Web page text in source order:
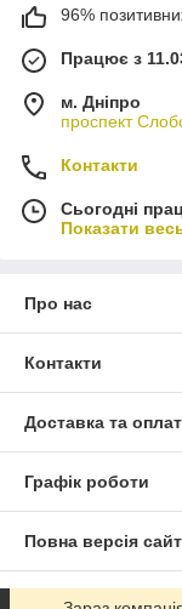
96%
Працює з
м. Дніпро
проспект
Контакти
Сьогодні
Показати
Про нас
Контакти
Доставка та
Графік роботи
Повна версія
Сайт створено на